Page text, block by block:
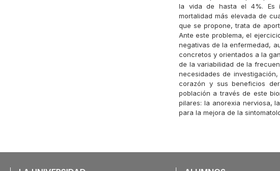
la vida de hasta el 4%. Es
mortalidad más elevada de
que se propone, trata de
Ante este problema, el
negativas de la enfermedad,
concretos y orientados a la
de la variabilidad de la
necesidades de
corazón y sus beneficios
población a través de este
pilares: la anorexia nerviosa,
para la mejora de la